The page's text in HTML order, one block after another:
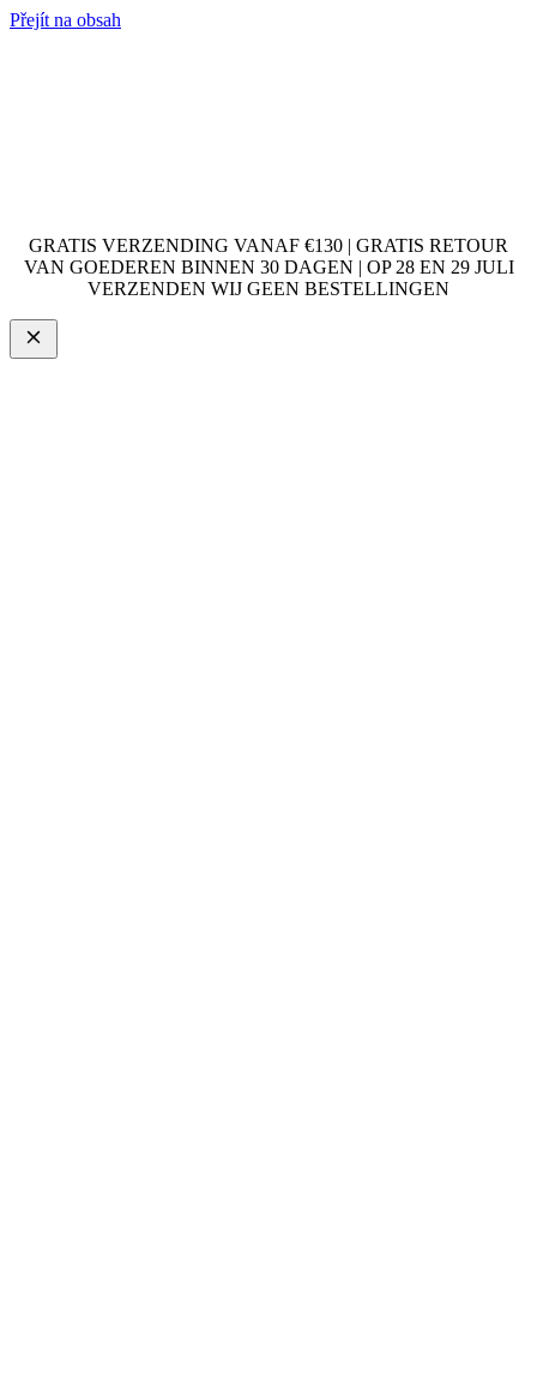
Přejít na obsah
GRATIS VERZENDING VANAF €130 | GRATIS RETOUR
VAN GOEDEREN BINNEN 30 DAGEN | OP 28 EN 29 JULI
VERZENDEN WIJ GEEN BESTELLINGEN